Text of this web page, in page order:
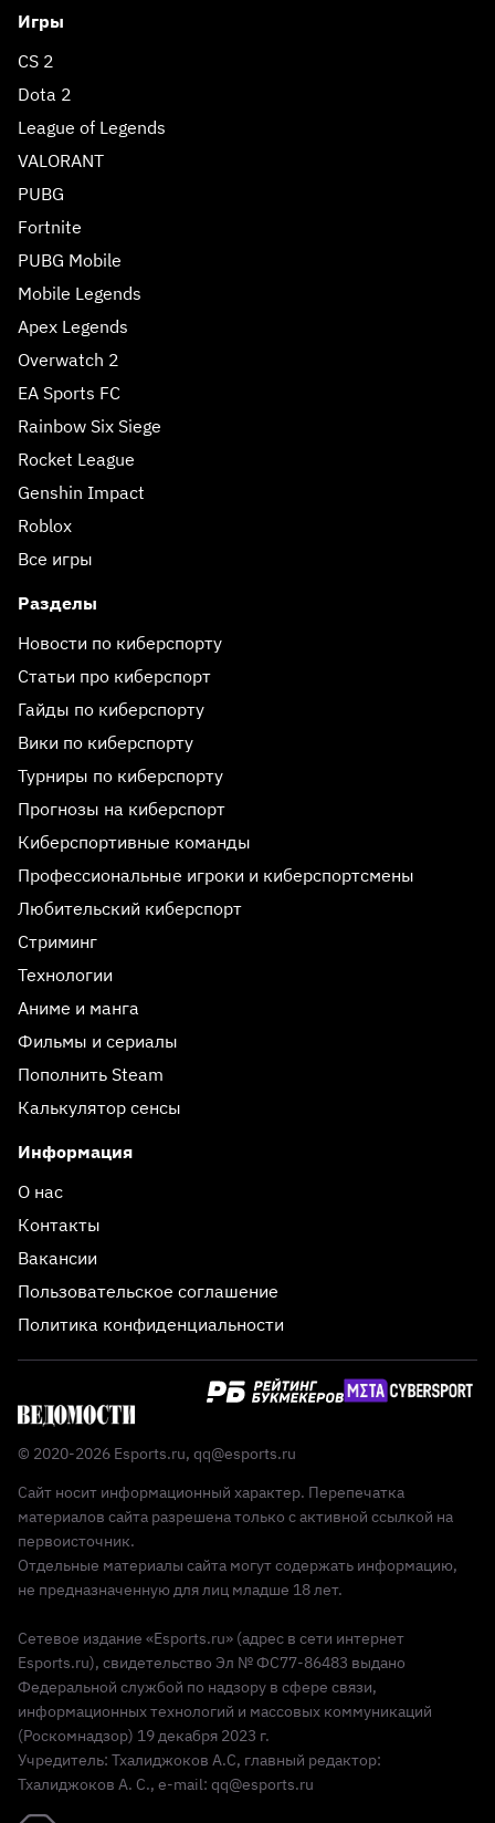
Реклама 18+
Игры
CS 2
Dota 2
League of Legends
VALORANT
PUBG
Fortnite
PUBG Mobile
Mobile Legends
Apex Legends
Overwatch 2
EA Sports FC
Rainbow Six Siege
Rocket League
Genshin Impact
Roblox
Все игры
Разделы
Новости по киберспорту
Статьи про киберспорт
Гайды по киберспорту
Вики по киберспорту
Турниры по киберспорту
Прогнозы на киберспорт
Киберспортивные команды
Профессиональные игроки и киберспортсмены
Любительский киберспорт
Стриминг
Технологии
Аниме и манга
Фильмы и сериалы
Пополнить Steam
Калькулятор сенсы
Информация
О нас
Контакты
Вакансии
Пользовательское соглашение
Политика конфиденциальности
© 2020-2026 Esports.ru, qq@esports.ru
Сайт носит информационный характер. Перепечатка
материалов сайта разрешена только с активной ссылкой на
первоисточник.
Отдельные материалы сайта могут содержать информацию,
не предназначенную для лиц младше 18 лет.
Сетевое издание «Esports.ru» (адрес в сети интернет
Esports.ru), свидетельство Эл № ФС77-86483 выдано
Федеральной службой по надзору в сфере связи,
информационных технологий и массовых коммуникаций
(Роскомнадзор) 19 декабря 2023 г.
Учредитель: Тхалиджоков А.С, главный редактор:
Тхалиджоков А. С., e-mail: qq@esports.ru